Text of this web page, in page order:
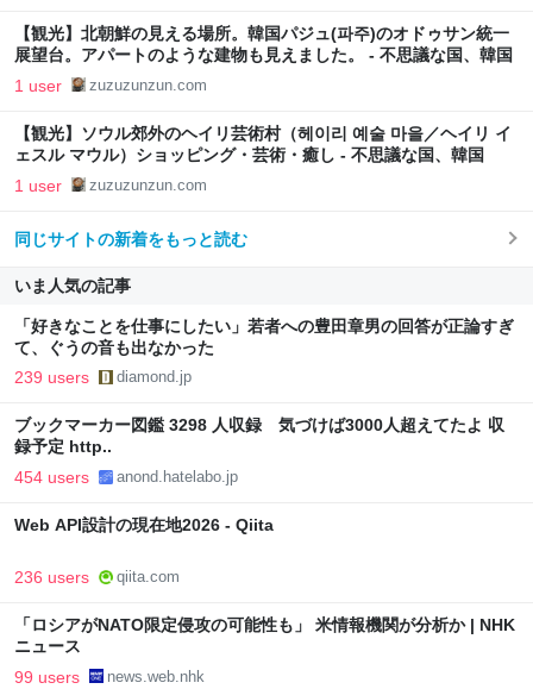
【観光】北朝鮮の見える場所。韓国パジュ(파주)のオドゥサン統一
展望台。アパートのような建物も見えました。 - 不思議な国、韓国
1 user zuzuzunzun.com
【観光】ソウル郊外のヘイリ芸術村（헤이리 예술 마을／ヘイリ イ
ェスル マウル）ショッピング・芸術・癒し - 不思議な国、韓国
1 user zuzuzunzun.com
同じサイトの新着をもっと読む
いま人気の記事
「好きなことを仕事にしたい」若者への豊田章男の回答が正論すぎ
て、ぐうの音も出なかった
239 users diamond.jp
ブックマーカー図鑑 3298 人収録 気づけば3000人超えてたよ 収
録予定 http..
454 users anond.hatelabo.jp
Web API設計の現在地2026 - Qiita
236 users qiita.com
「ロシアがNATO限定侵攻の可能性も」 米情報機関が分析か | NHK
ニュース
99 users news.web.nhk